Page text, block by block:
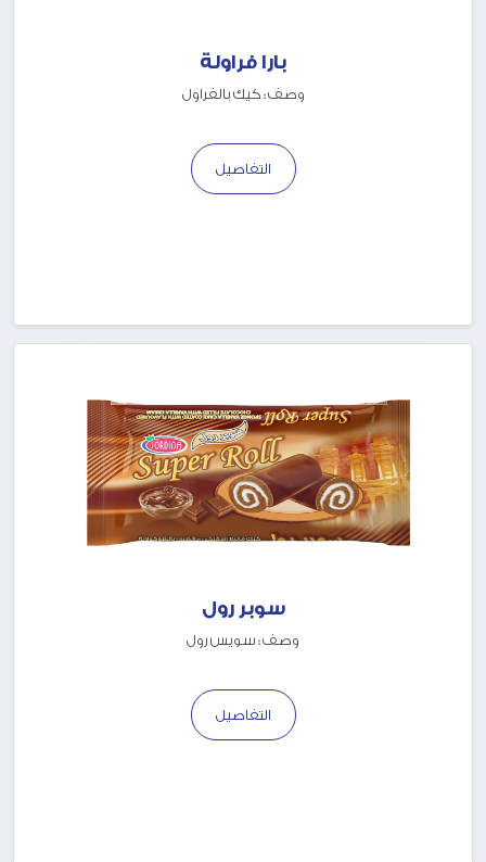
بارا فراولة
وصف : كيك بالفراول
التفاصيل
سوبر رول
وصف : سويس رول
التفاصيل